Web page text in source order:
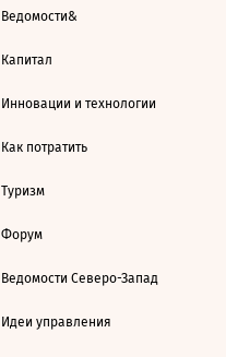
Ведомости&
Капитал
Инновации и технологии
Как потратить
Туризм
Форум
Ведомости Северо-Запад
Идеи управления